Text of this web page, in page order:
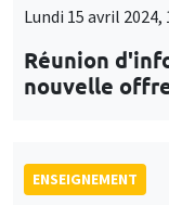
Lundi 15 avril 2024,
Réunion
nouvelle
ENSEIGNEMENT